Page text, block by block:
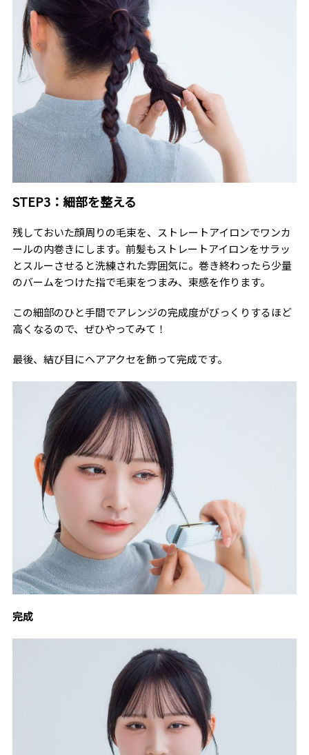
STEP3：細部を整える
残しておいた顔周りの毛束を、ストレートアイロンでワンカ
ールの内巻きにします。前髪もストレートアイロンをサラッ
とスルーさせると洗練された雰囲気に。巻き終わったら少量
のバームをつけた指で毛束をつまみ、束感を作ります。
この細部のひと手間でアレンジの完成度がびっくりするほど
高くなるので、ぜひやってみて！
最後、結び目にヘアアクセを飾って完成です。
完成